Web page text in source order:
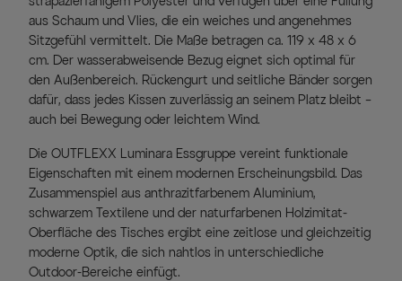
aus Schaum und Vlies, die ein weiches und angenehmes
Sitzgefühl vermittelt. Die Maße betragen ca. 119 x 48 x 6
cm. Der wasserabweisende Bezug eignet sich optimal für
den Außenbereich. Rückengurt und seitliche Bänder sorgen
dafür, dass jedes Kissen zuverlässig an seinem Platz bleibt –
auch bei Bewegung oder leichtem Wind.
Die OUTFLEXX Luminara Essgruppe vereint funktionale
Eigenschaften mit einem modernen Erscheinungsbild. Das
Zusammenspiel aus anthrazitfarbenem Aluminium,
schwarzem Textilene und der naturfarbenen Holzimitat-
Oberfläche des Tisches ergibt eine zeitlose und gleichzeitig
moderne Optik, die sich nahtlos in unterschiedliche
Outdoor-Bereiche einfügt.